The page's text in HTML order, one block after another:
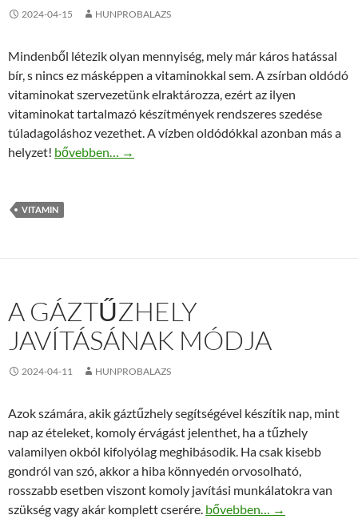
2024-04-15 HUNPROBALAZS
Mindenből létezik olyan mennyiség, mely már káros hatással
bír, s nincs ez másképpen a vitaminokkal sem. A zsírban oldódó
vitaminokat szervezetünk elraktározza, ezért az ilyen
vitaminokat tartalmazó készítmények rendszeres szedése
túladagoláshoz vezethet. A vízben oldódókkal azonban más a
helyzet! Lehetséges a vízben oldódó vitaminok túladagolása?
bővebben… →
VITAMIN
A GÁZTŰZHELY
JAVÍTÁSÁNAK MÓDJA
2024-04-11 HUNPROBALAZS
Azok számára, akik gáztűzhely segítségével készítik nap, mint
nap az ételeket, komoly érvágást jelenthet, ha a tűzhely
valamilyen okból kifolyólag meghibásodik. Ha csak kisebb
gondról van szó, akkor a hiba könnyedén orvosolható,
rosszabb esetben viszont komoly javítási munkálatokra van
szükség vagy akár komplett cserére. A gáztűzhely javításának
bővebben… →